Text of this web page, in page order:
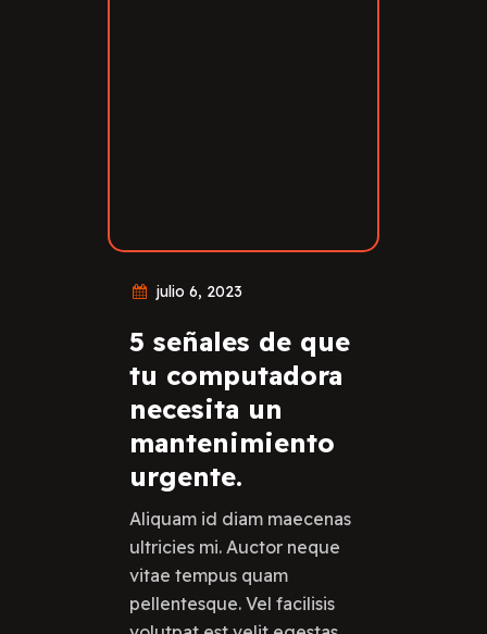
julio 6, 2023
5 señales de que
tu computadora
necesita un
mantenimiento
urgente.
Aliquam id diam maecenas
ultricies mi. Auctor neque
vitae tempus quam
pellentesque. Vel facilisis